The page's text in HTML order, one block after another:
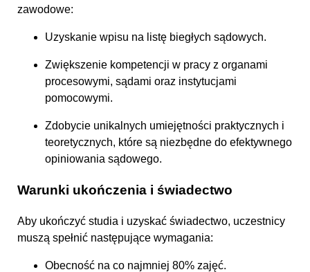
zawodowe:
Uzyskanie wpisu na listę biegłych sądowych.
Zwiększenie kompetencji w pracy z organami
procesowymi, sądami oraz instytucjami
pomocowymi.
Zdobycie unikalnych umiejętności praktycznych i
teoretycznych, które są niezbędne do efektywnego
opiniowania sądowego.
Warunki ukończenia i świadectwo
Aby ukończyć studia i uzyskać świadectwo, uczestnicy
muszą spełnić następujące wymagania:
Obecność na co najmniej 80% zajęć.